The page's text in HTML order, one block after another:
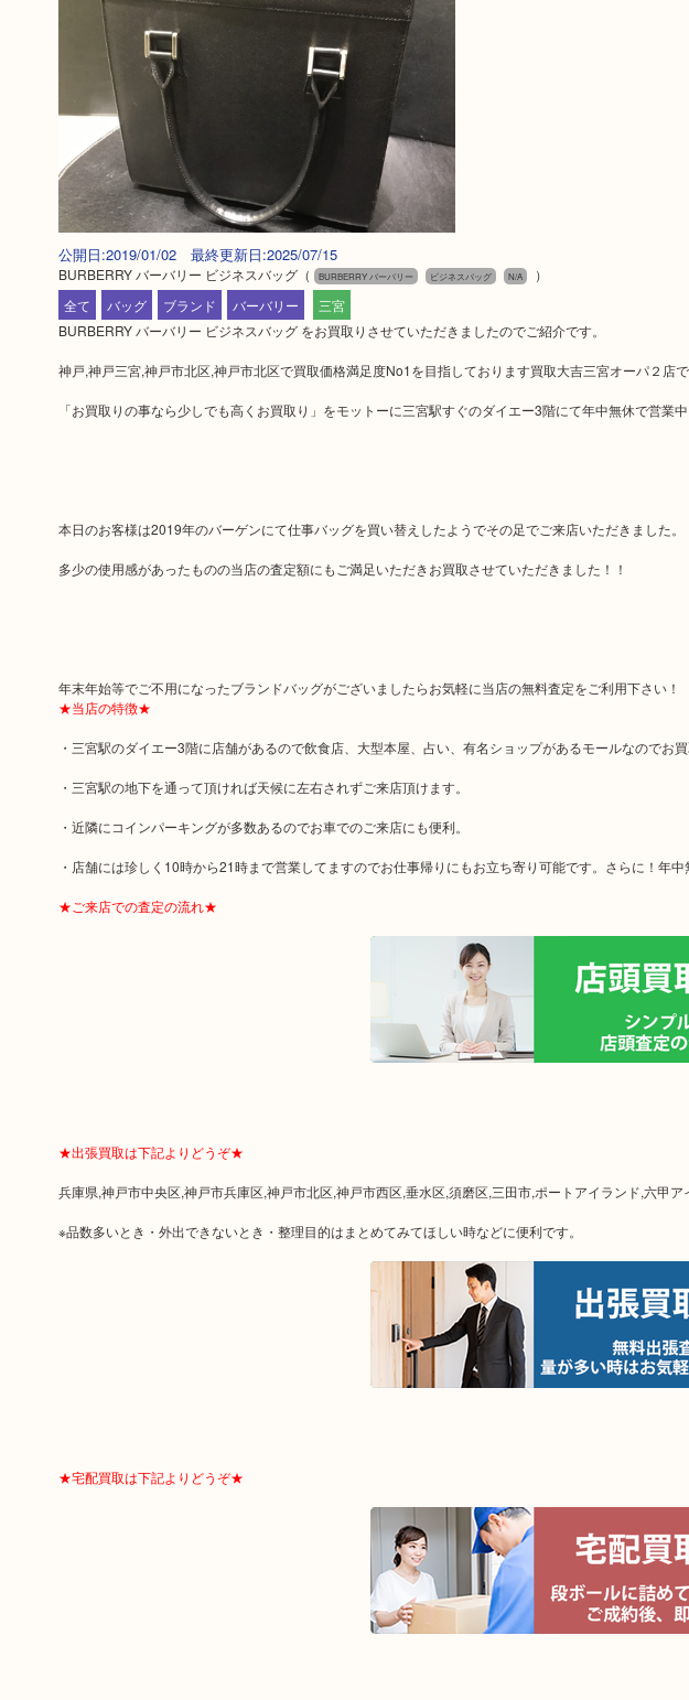
公開日:2019/01/02 最終更新日:2025/07/15
BURBERRY バーバリー ビジネスバッグ（ BURBERRY バーバリー ビジネスバッグ N/A
）
全て
バッグ ブランド バーバリー
三宮
BURBERRY バーバリー ビジネスバッグ をお買取りさせていただきましたのでご紹介です。
神戸,神戸三宮,神戸市北区,神戸市北区で買取価格満足度No1を目指しております買取大吉三宮オーパ２店で
「お買取りの事なら少しでも高くお買取り」をモットーに三宮駅すぐのダイエー3階にて年中無休で営業中
本日のお客様は2019年のバーゲンにて仕事バッグを買い替えしたようでその足でご来店いただきました。
多少の使用感があったものの当店の査定額にもご満足いただきお買取させていただきました！！
年末年始等でご不用になったブランドバッグがございましたらお気軽に当店の無料査定をご利用下さい！
★当店の特徴★
・三宮駅のダイエー3階に店舗があるので飲食店、大型本屋、占い、有名ショップがあるモールなのでお
・三宮駅の地下を通って頂ければ天候に左右されずご来店頂けます。
・近隣にコインパーキングが多数あるのでお車でのご来店にも便利。
・店舗には珍しく10時から21時まで営業してますのでお仕事帰りにもお立ち寄り可能です。さらに！年中
★ご来店での査定の流れ★
★出張買取は下記よりどうぞ★
兵庫県,神戸市中央区,神戸市兵庫区,神戸市北区,神戸市西区,垂水区,須磨区,三田市,ポートアイランド,六甲ア
※品数多いとき・外出できないとき・整理目的はまとめてみてほしい時などに便利です。
★宅配買取は下記よりどうぞ★